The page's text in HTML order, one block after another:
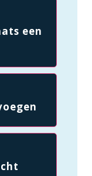
een